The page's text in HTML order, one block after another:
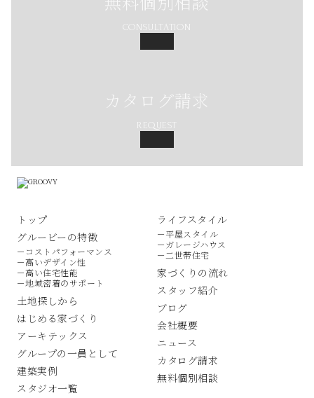
CONSULTATION
カタログ請求
REQUEST
トップ
グルービーの特徴
－コストパフォーマンス
－高いデザイン性
－高い住宅性能
－地域密着のサポート
土地探しから
はじめる家づくり
アーキテックス
グループの一員として
建築実例
スタジオ一覧
ライフスタイル
－平屋スタイル
－ガレージハウス
－二世帯住宅
家づくりの流れ
スタッフ紹介
ブログ
会社概要
ニュース
カタログ請求
無料個別相談